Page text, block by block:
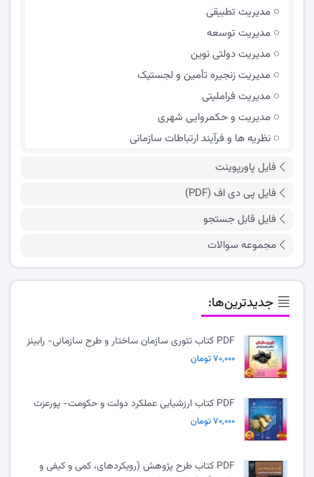
مدیریت تطبیقی
مدیریت توسعه
مدیریت دولتی نوین
مدیریت زنجیره تأمین و لجستیک
مدیریت فراملیتی
مدیریت و حکمروایی شهری
نظریه ها و فرآیند ارتباطات سازمانی
فایل پاورپوینت
فایل پی دی اف (PDF)
فایل قابل جستجو
مجموعه سوالات
جدیدترین‌ها:
PDF کتاب تئوری سازمان ساختار و طرح سازمانی- رابینز
۷۰,۰۰۰ تومان
PDF کتاب ارزشیابی عملکرد دولت و حکومت- پورعزت
۷۰,۰۰۰ تومان
PDF کتاب طرح پژوهش (رویکردهای، کمی و کیفی و